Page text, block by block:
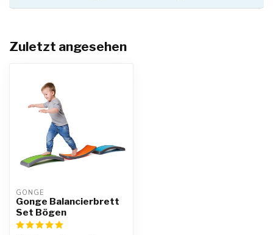
Zuletzt angesehen
GONGE
Gonge Balancierbrett
Set Bögen